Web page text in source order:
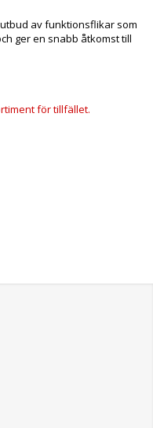
av funktionsflikar som
ger en snabb åtkomst till
för tillfället.